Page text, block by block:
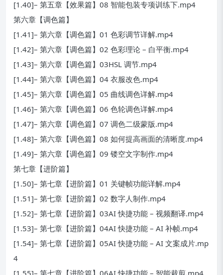
[1.40]– 第五章【效果篇】08 智能包装专项训练下.mp4
第六章【调色篇】
[1.41]– 第六章【调色篇】01 色彩调节详解.mp4
[1.42]– 第六章【调色篇】02 色彩理论 – 白平衡.mp4
[1.43]– 第六章【调色篇】03HSL 调节.mp4
[1.44]– 第六章【调色篇】04 衣服改色.mp4
[1.45]– 第六章【调色篇】05 曲线调色详解.mp4
[1.46]– 第六章【调色篇】06 色轮调色详解.mp4
[1.47]– 第六章【调色篇】07 调色二级蒙版.mp4
[1.48]– 第六章【调色篇】08 如何提高画面的清晰度.mp4
[1.49]– 第六章【调色篇】09 镂空文字制作.mp4
第七章【进阶篇】
[1.50]– 第七章【进阶篇】01 关键帧功能详解.mp4
[1.51]– 第七章【进阶篇】02 数字人制作.mp4
[1.52]– 第七章【进阶篇】03AI 快捷功能 – 视频翻译.mp4
[1.53]– 第七章【进阶篇】04AI 快捷功能 – AI 补帧.mp4
[1.54]– 第七章【进阶篇】05AI 快捷功能 – AI 文案成片.mp
4